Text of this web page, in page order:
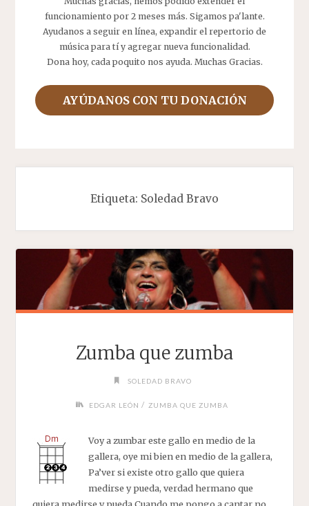
funcionamiento por 2 meses más. Sigamos pa'lante.
Ayudanos a seguir en línea, expandir el repertorio de
música para tí y agregar nueva funcionalidad.
Dona hoy, cada poquito nos ayuda. Muchas Gracias.
AYÚDANOS CON TU DONACIÓN
Etiqueta: Soledad Bravo
Zumba que zumba
SOLEDAD BRAVO
EDGAR LEÓN / ZUMBA QUE ZUMBA
Voy a zumbar este gallo en medio de la
gallera, oye mi bien en medio de la gallera,
Pa’ver si existe otro gallo que quiera
medirse y pueda, verdad hermano que